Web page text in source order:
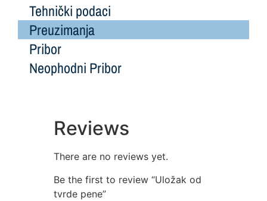
Tehnički podaci
Preuzimanja
Pribor
Neophodni Pribor
Reviews
There are no reviews yet.
Be the first to review “Uložak od
tvrde pene”